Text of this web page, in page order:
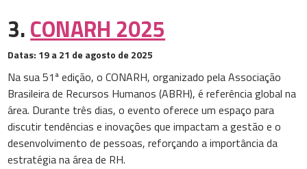
3.CONARH 2025
Datas: 19 a 21 de agosto de 2025
Na sua 51ª edição, o CONARH, organizado pela Associação
Brasileira de Recursos Humanos (ABRH), é referência global na
área. Durante três dias, o evento oferece um espaço para
discutir tendências e inovações que impactam a gestão e o
desenvolvimento de pessoas, reforçando a importância da
estratégia na área de RH.